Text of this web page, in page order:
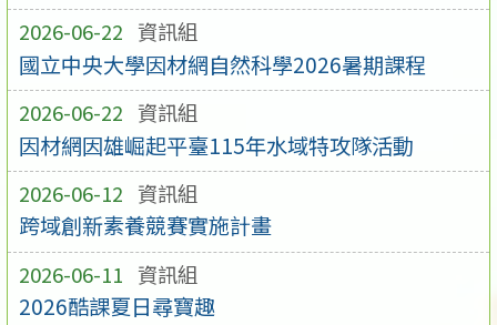
2026-06-22 資訊組
國立中央大學因材網自然科學2026暑期課程
2026-06-22 資訊組
因材網因雄崛起平臺115年水域特攻隊活動
2026-06-12 資訊組
跨域創新素養競賽實施計畫
2026-06-11 資訊組
2026酷課夏日尋寶趣